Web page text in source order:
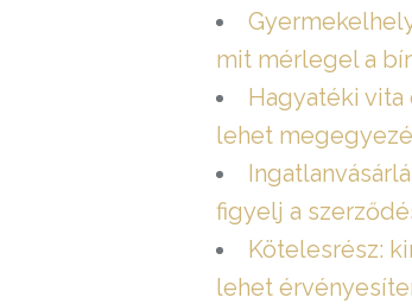
mit mérlegel a
Hagyatéki vita
lehet
figyelj a
Kötelesrész:
lehet